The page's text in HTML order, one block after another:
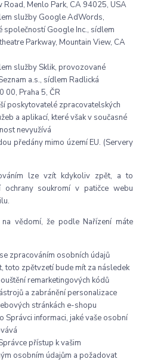
Menlo Park, CA 94025, USA
služby Google AdWords,
společností Google Inc., sídlem
Parkway, Mountain View, CA
služby Sklik, provozované
a.s., sídlem Radlická
00, Praha 5, ČR
poskytovatelé zpracovatelských
a aplikací, které však v současné
nevyužívá
předány mimo území EU. (Servery
lze vzít kdykoliv zpět, a to
ochrany soukromí v patičce webu
na vědomí, že podle Nařízení máte
zpracováním osobních údajů
toto zpětvzetí bude mít za následek
remarketingových kódů
a zabránění personalizace
stránkách e-shopu
Správci informaci, jaké vaše osobní
přístup k vašim
osobním údajům a požadovat